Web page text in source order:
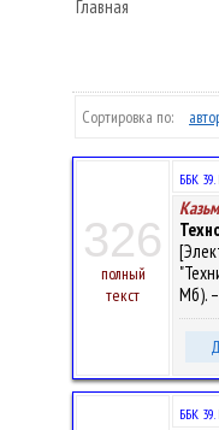
Сортировка по:
326
полный
текст
ББК 39.
Мб).
ББК 39.